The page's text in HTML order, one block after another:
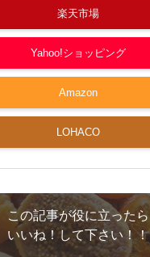
楽天市場
Yahoo!ショッピング
Amazon
LOHACO
この記事が役に立ったら
いいね！して下さい！！